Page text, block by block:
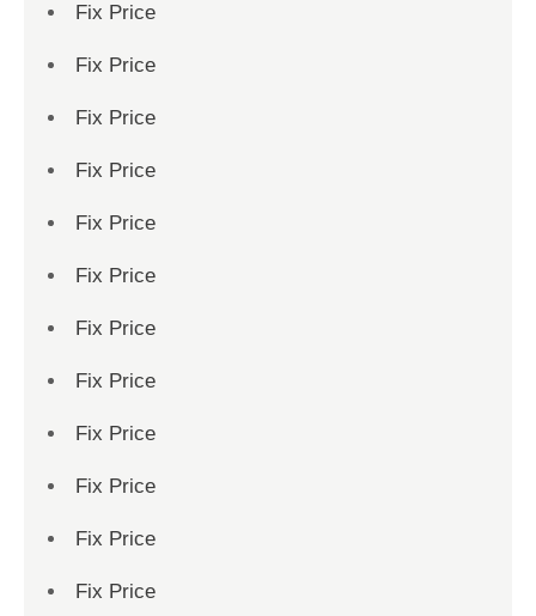
Fix Price
Fix Price
Fix Price
Fix Price
Fix Price
Fix Price
Fix Price
Fix Price
Fix Price
Fix Price
Fix Price
Fix Price